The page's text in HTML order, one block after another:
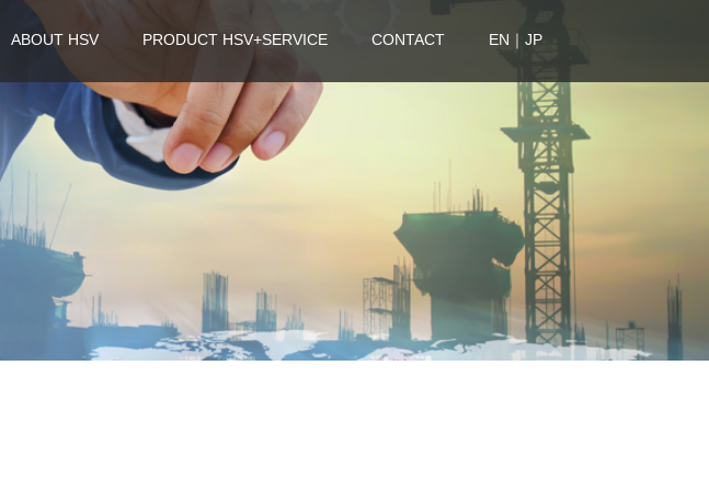
ABOUT HSV PRODUCT HSV+SERVICE CONTACT EN｜JP